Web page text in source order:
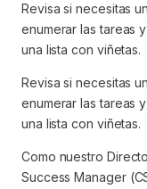
Revisa si necesitas
enumerar las tareas
una lista con viñetas.
Revisa si necesitas
enumerar las tareas
una lista con viñetas.
Como nuestro
Success Manager